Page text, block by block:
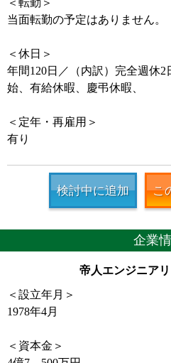
＜転勤＞
当面転勤の予定はありません。
＜休日＞
年間120日／（内訳）完全週休
始、有給休暇、慶弔休暇、
＜定年・再雇用＞
有り
検討中に追加 こ
企業
帝人エンジニア
＜設立年月＞
1978年4月
＜資本金＞